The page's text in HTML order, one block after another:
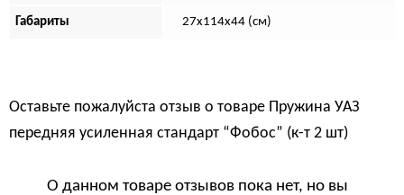
Габариты 27х114х44 (см)
Оставьте пожалуйста отзыв о товаре Пружина УАЗ
передняя усиленная стандарт “Фобос” (к-т 2 шт)
О данном товаре отзывов пока нет, но вы